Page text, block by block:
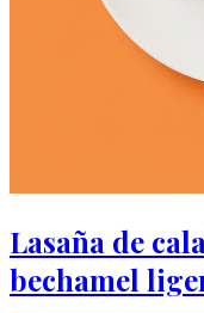
Lasaña de
bechamel